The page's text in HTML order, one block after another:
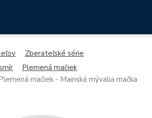
Zberateľské série
Plemená mačiek
mačiek - Mainská mývalia mačka